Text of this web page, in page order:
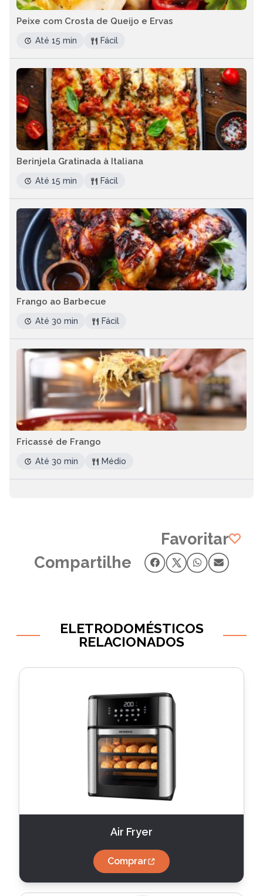
Peixe com Crosta de Queijo e Ervas
Até 15 min Fácil
Berinjela Gratinada à Italiana
Até 15 min Fácil
Frango ao Barbecue
Até 30 min Fácil
Fricassé de Frango
Até 30 min Médio
Favoritar
Compartilhe
ELETRODOMÉSTICOS
RELACIONADOS
Air Fryer
Comprar